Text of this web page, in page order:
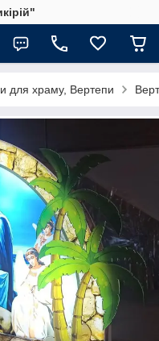
для храму, Вертепи